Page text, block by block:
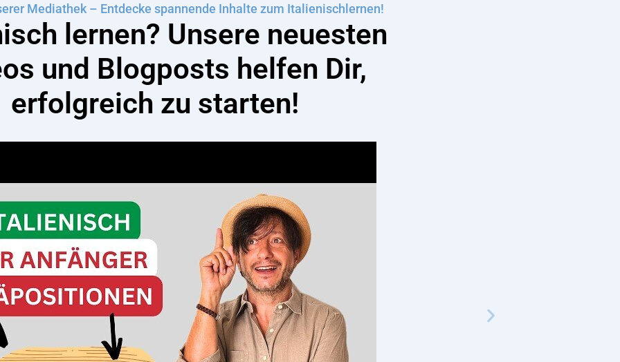
Mediathek – Entdecke spannende Inhalte zum Italienischlernen!
lernen? Unsere neuesten
und Blogposts helfen Dir,
erfolgreich zu starten!